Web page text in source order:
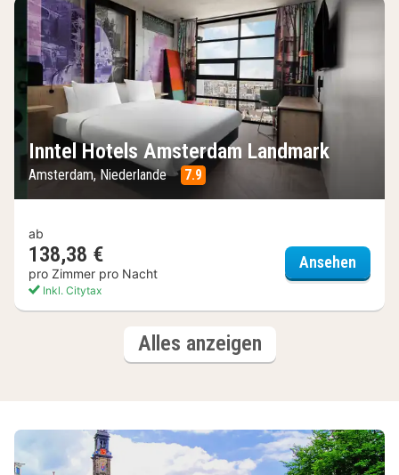
Inntel Hotels Amsterdam Landmark
Amsterdam, Niederlande 7.9
ab
138,38 €
pro Zimmer pro Nacht
Inkl. Citytax
Ansehen
Alles anzeigenHotels